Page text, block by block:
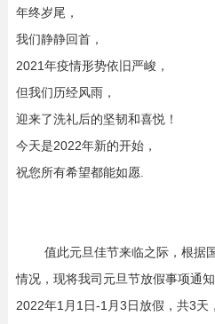
年终岁尾，
我们静静回首，
2021年疫情形势依旧严峻，
但我们历经风雨，
迎来了洗礼后的坚韧和喜悦！
今天是2022年新的开始，
祝您所有希望都能如愿.
值此元旦佳节来临之际，根据国
情况，现将我司元旦节放假事项通知
2022年1月1日-1月3日放假，共3天